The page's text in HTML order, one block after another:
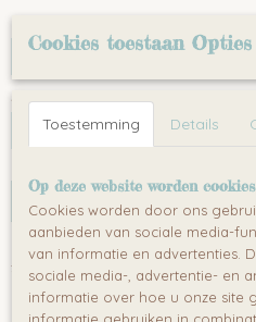
Kleur
Aantal
IN WINKELWAGEN
Specificaties
EAN code
3800151957782
Omschrijving
Bill is een lichtgewicht,
die moeiteloos transformeert
Cookies toestaan Opties
Toestemming Details
Op deze website worden
Cookies worden door ons
aanbieden van sociale media-
van informatie en advertenties.
sociale media-, advertentie- en
informatie over hoe u onze site